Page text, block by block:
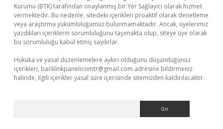
Kurumu (BTK) tarafından onaylanmış bir Yer Sağlayıcı olarak hizmet
vermektedir. Bu nedenle, sitedeki içerikleri proaktif olarak denetleme
veya araştırma yükümlülüğümüz bulunmamaktadır. Ancak, üyelerimiz
yazdıkları içeriklerin sorumluluğunu taşımakta olup, siteye üye olarak
bu sorumluluğu kabul etmiş sayılırlar.
Hukuka ve yasal düzenlemelere aykırı olduğunu düşündüğünüz
içerikleri, backlinkpanelicomtr@gmail.com adresine bildirmeniz
halinde, ilgili içerikler yasal süre içerisinde sitemizden kaldırılacaktır.